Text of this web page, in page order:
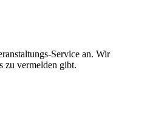
Service an. Wir
zu vermelden gibt.